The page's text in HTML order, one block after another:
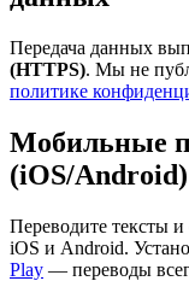
Передача данных
(HTTPS). Мы не
политике
Мобильные
(iOS/Android)
Переводите тексты и
iOS и Android.
Play — переводы